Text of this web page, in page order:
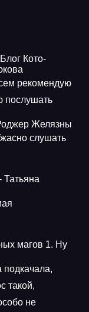
Кото-
рекомендую
послушать
Желязны
слушать
Татьяна
магов 1. Ну
подкачала,
такой,
не